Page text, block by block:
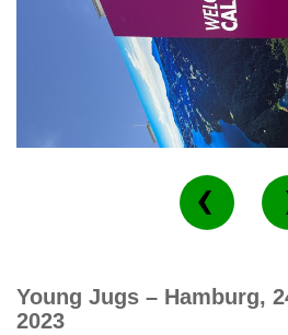
Young Jugs – Hamburg,
2023